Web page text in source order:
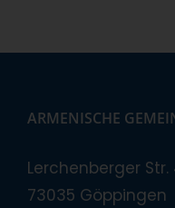
ARMENISCHE
Lerchenberger Str.
73035 Göppingen